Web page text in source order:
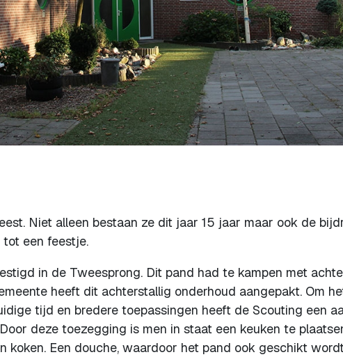
Niet alleen bestaan ze dit jaar 15 jaar maar ook de
tot een feestje.
in de Tweesprong. Dit pand had te kampen met
heeft dit achterstallig onderhoud aangepakt. Om
tijd en bredere toepassingen heeft de Scouting een
deze toezegging is men in staat een keuken te
koken. Een douche, waardoor het pand ook geschikt